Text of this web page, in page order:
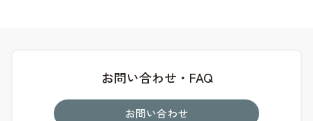
お問い合わせ・FAQ
お問い合わせ